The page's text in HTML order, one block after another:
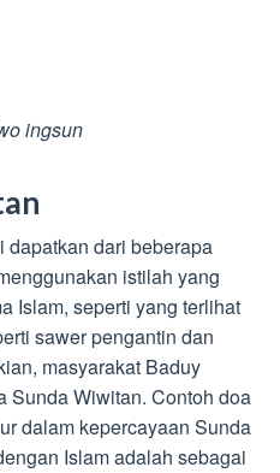
ingsun
dapatkan dari beberapa
istilah yang
Islam, seperti yang terlihat
sawer pengantin dan
masyarakat Baduy
Sunda Wiwitan. Contoh doa
dalam kepercayaan Sunda
Islam adalah sebagai